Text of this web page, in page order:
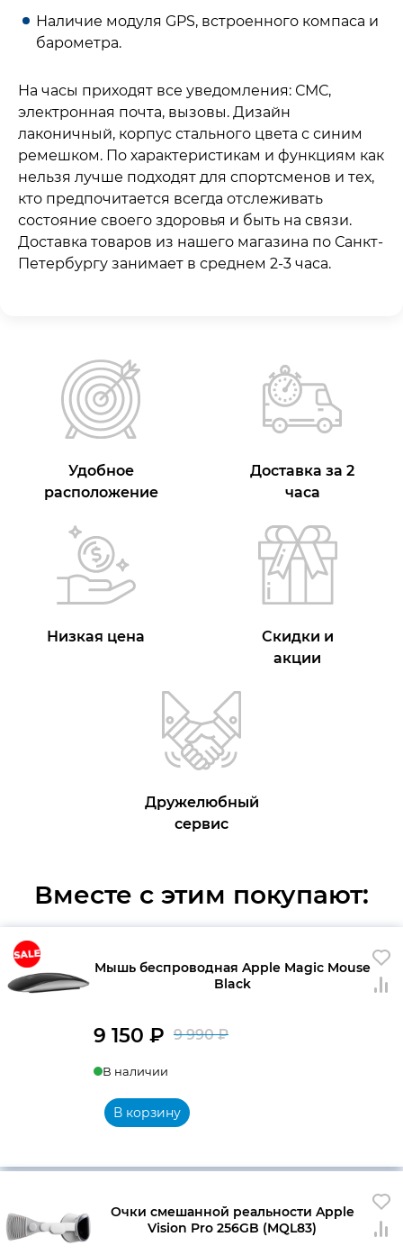
Наличие модуля GPS, встроенного компаса и
барометра.
На часы приходят все уведомления: СМС,
электронная почта, вызовы. Дизайн
лаконичный, корпус стального цвета с синим
ремешком. По характеристикам и функциям как
нельзя лучше подходят для спортсменов и тех,
кто предпочитается всегда отслеживать
состояние своего здоровья и быть на связи.
Доставка товаров из нашего магазина по Санкт-
Петербургу занимает в среднем 2-3 часа.
Удобное
расположение
Доставка за 2
часа
Низкая цена
Скидки и
акции
Дружелюбный
сервис
Вместе с этим покупают:
Мышь беспроводная Apple Magic Mouse
Black
9 990₽
990 ₽.
9 150 ₽
В наличии
В корзину
Очки смешанной реальности Apple
Vision Pro 256GB (MQL83)